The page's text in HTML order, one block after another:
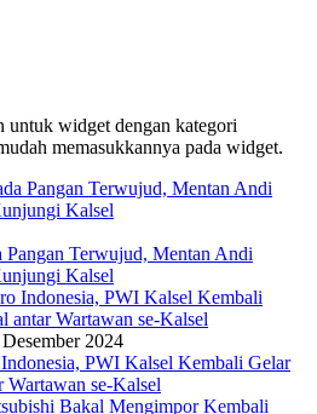
untuk widget dengan kategori
memasukkannya pada widget.
Pangan Terwujud, Mentan Andi
Kalsel
2024
PWI Kalsel Kembali Gelar
Wartawan se-Kalsel